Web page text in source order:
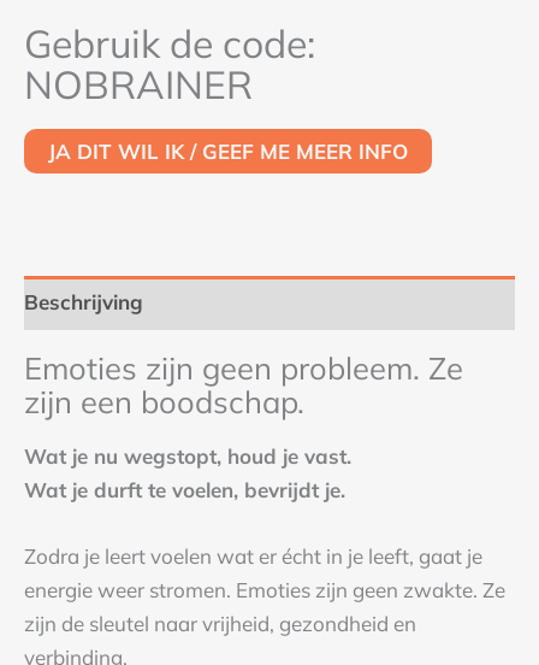
Gebruik de code:
NOBRAINER
JA DIT WIL IK / GEEF ME MEER INFO
Beschrijving
Emoties zijn geen probleem. Ze
zijn een boodschap.
Wat je nu wegstopt, houd je vast.
Wat je durft te voelen, bevrijdt je.
Zodra je leert voelen wat er écht in je leeft, gaat je
energie weer stromen. Emoties zijn geen zwakte. Ze
zijn de sleutel naar vrijheid, gezondheid en
verbinding.